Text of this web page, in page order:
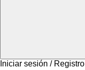
Iniciar sesión / Registro